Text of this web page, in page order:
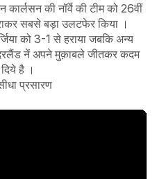
कार्लसन की नॉर्वे की टीम को 26वीं
सबसे बड़ा उलटफेर किया ।
को 3-1 से हराया जबकि अन्य
नें अपने मुक़ाबले जीतकर कदम
है ।
प्रसारण